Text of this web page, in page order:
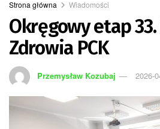
Strona główna Wiadomości
Okręgowy etap
Zdrowia PCK
Przemysław Kozubaj 2026-